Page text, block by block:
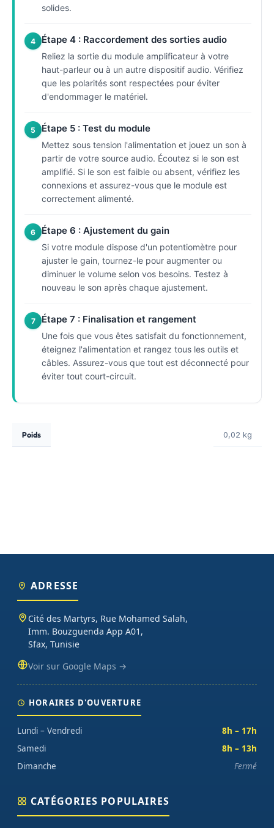
solides.
4 Étape 4 : Raccordement des sorties audio
Reliez la sortie du module amplificateur à votre
haut-parleur ou à un autre dispositif audio. Vérifiez
que les polarités sont respectées pour éviter
d'endommager le matériel.
5 Étape 5 : Test du module
Mettez sous tension l'alimentation et jouez un son à
partir de votre source audio. Écoutez si le son est
amplifié. Si le son est faible ou absent, vérifiez les
connexions et assurez-vous que le module est
correctement alimenté.
6 Étape 6 : Ajustement du gain
Si votre module dispose d'un potentiomètre pour
ajuster le gain, tournez-le pour augmenter ou
diminuer le volume selon vos besoins. Testez à
nouveau le son après chaque ajustement.
7 Étape 7 : Finalisation et rangement
Une fois que vous êtes satisfait du fonctionnement,
éteignez l'alimentation et rangez tous les outils et
câbles. Assurez-vous que tout est déconnecté pour
éviter tout court-circuit.
Poids 0,02 kg
ADRESSE
Cité des Martyrs, Rue Mohamed Salah,
Imm. Bouzguenda App A01,
Sfax, Tunisie
Voir sur Google Maps →
HORAIRES D'OUVERTURE
Lundi – Vendredi
8h – 17h
Samedi
8h – 13h
Dimanche
Fermé
CATÉGORIES POPULAIRES